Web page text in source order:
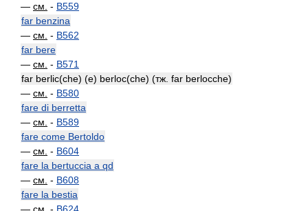
— см. - B559
far benzina
— см. - B562
far bere
— см. - B571
far berlic(che) (e) berloc(che) (тж. far berlocche)
— см. - B580
fare di berretta
— см. - B589
fare come Bertoldo
— см. - B604
fare la bertuccia a qd
— см. - B608
fare la bestia